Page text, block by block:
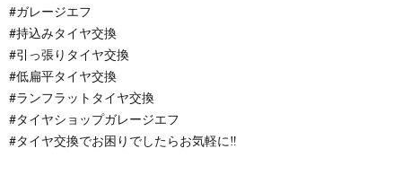
#ガレージエフ
#持込みタイヤ交換
#引っ張りタイヤ交換
#低扁平タイヤ交換
#ランフラットタイヤ交換
#タイヤショップガレージエフ
#タイヤ交換でお困りでしたらお気軽に‼